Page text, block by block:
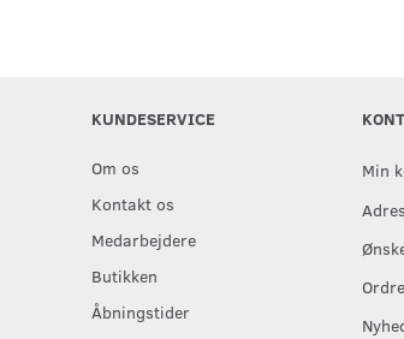
KUNDESERVICE
Om os
Kontakt os
Medarbejdere
Butikken
Åbningstider
Min